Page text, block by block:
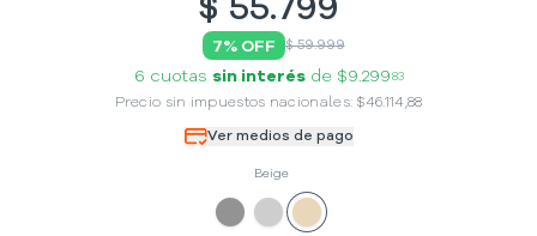
$ 55.799
7% OFF $ 59.999
6 cuotas sin interésde $9.299 83
Precio sin impuestos nacionales: $46.114,88
Ver medios de pago
Beige